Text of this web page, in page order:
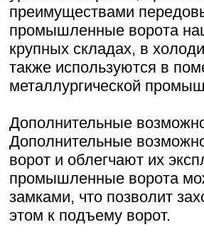
преимуществами
промышленные ворота
крупных складах, в
также используются в
металлургической
Дополнительные
Дополнительные
ворот и облегчают их
промышленные ворота
замками, что позволит
этом к подъему ворот.